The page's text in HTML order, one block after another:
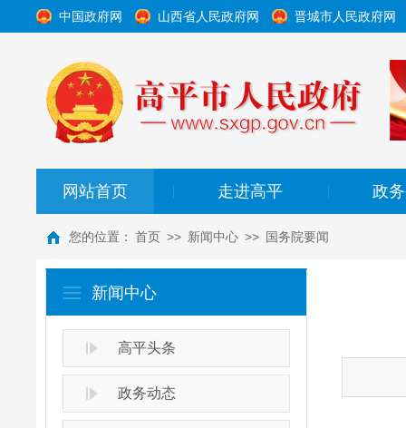
中国政府网 山西省人民政府网 晋城市人民政府网
网站首页 走进高平 政
您的位置： 首页 >> 新闻中心 >> 国务院要闻
新闻中心
高平头条
政务动态